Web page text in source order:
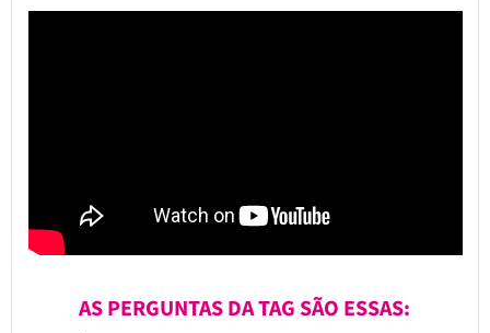
AS PERGUNTAS DA TAG SÃO ESSAS: